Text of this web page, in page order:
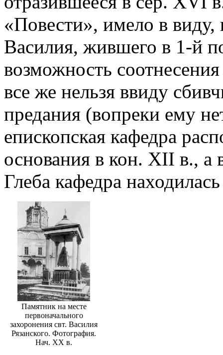
«Повести», имело в виду,
Василия, жившего в 1-й
возможность
все же нельзя ввиду
предания (вопреки ему
епископская кафедра
основания в кон. XII в., а
Глеба кафедра
Памятник на месте
первоначального
захоронения свт. Василия
Рязанского. Фотография.
Нач. ХХ в.